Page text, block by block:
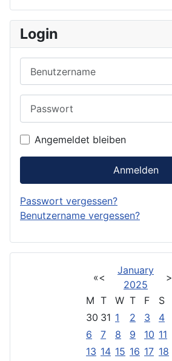
Login
Angemeldet bleiben
Anmelden
Passwort vergessen?
Benutzername vergessen?
«<
January
2025
>
M T W T F S
30 31 1 2 3 4
6
7 8 9 10 11
13 14 15 16 17 18